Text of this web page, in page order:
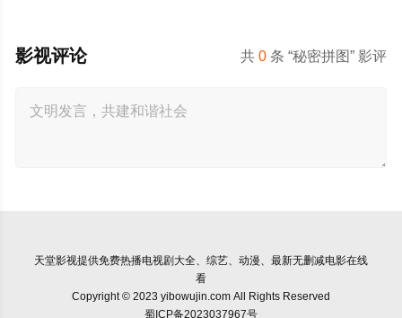
共0 条 “秘密拼图” 影评
影视评论
天堂影视提供免费热播电视剧大全、综艺、动漫、最新无删减电影在线
看
Copyright © 2023 yibowujin.com All Rights Reserved
蜀ICP备2023037967号